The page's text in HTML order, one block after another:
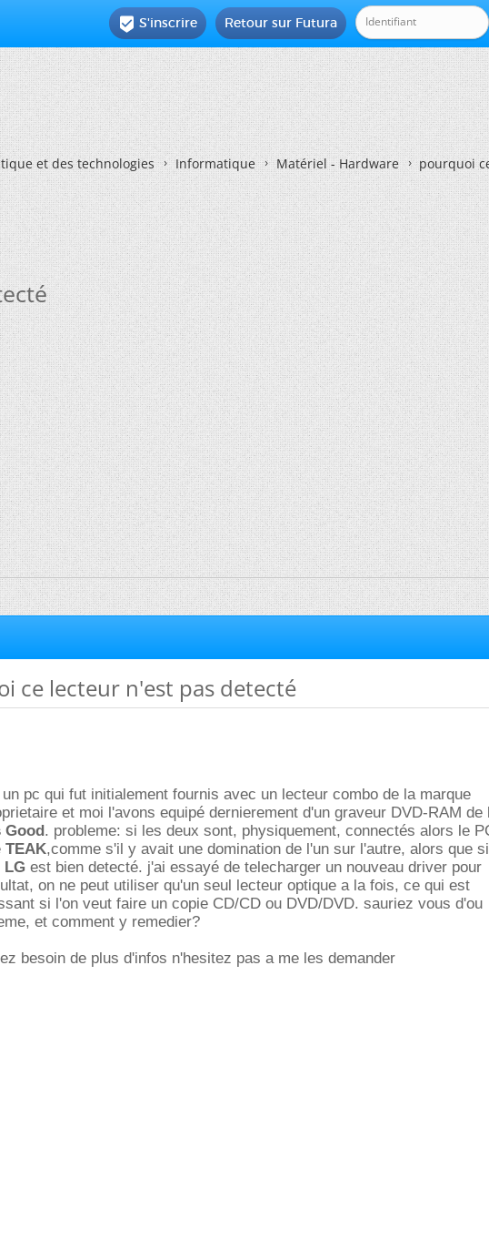
Retour sur Futura
 S'inscrire
et des technologies Informatique Matériel - Hardware pourquoi
ce lecteur n'est pas detecté
pc qui fut initialement fournis avec un lecteur combo de la marque
et moi l'avons equipé dernierement d'un graveur DVD-RAM de
Good. probleme: si les deux sont, physiquement, connectés alors le
TEAK,comme s'il y avait une domination de l'un sur l'autre, alors que
LG est bien detecté. j'ai essayé de telecharger un nouveau driver pour
on ne peut utiliser qu'un seul lecteur optique a la fois, ce qui est
si l'on veut faire un copie CD/CD ou DVD/DVD. sauriez vous d'ou
et comment y remedier?
besoin de plus d'infos n'hesitez pas a me les demander